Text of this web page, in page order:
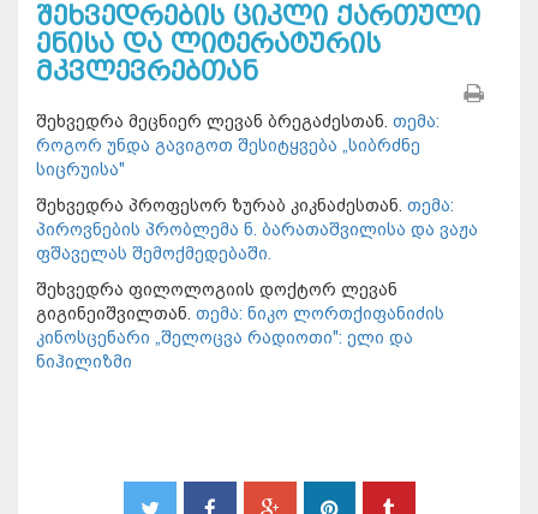
შეხვედრების ციკლი ქართული
ენისა და ლიტერატურის
მკვლევრებთან
შეხვედრა მეცნიერ ლევან ბრეგაძესთან. თემა:
როგორ უნდა გავიგოთ შესიტყვება „სიბრძნე
სიცრუისა"
შეხვედრა პროფესორ ზურაბ კიკნაძესთან. თემა:
პიროვნების პრობლემა ნ. ბარათაშვილისა და ვაჟა
ფშაველას შემოქმედებაში.
შეხვედრა ფილოლოგიის დოქტორ ლევან
გიგინეიშვილთან. თემა: ნიკო ლორთქიფანიძის
კინოსცენარი „შელოცვა რადიოთი": ელი და
ნიჰილიზმი